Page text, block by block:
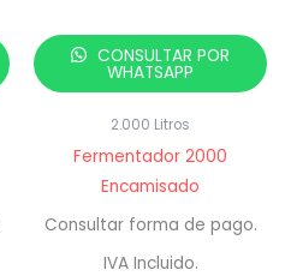
CONSULTAR POR
WHATSAPP
2.000 Litros
Fermentador 2000
Encamisado
Consultar forma de pago.
IVA Incluido.